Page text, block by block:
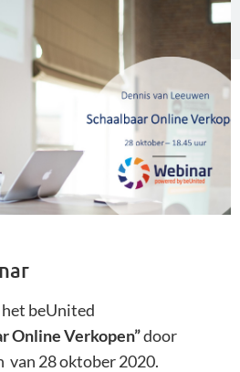
beUnited
Online Verkopen”door
van 28 oktober 2020.